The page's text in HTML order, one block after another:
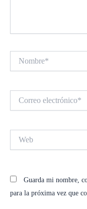
electrónico*
Guarda mi nombre,
para la próxima vez que